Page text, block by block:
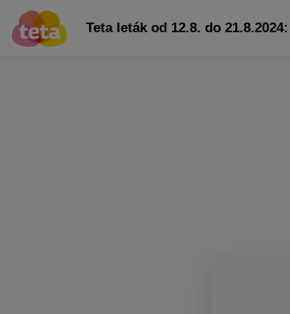
Teta leták od 12.8. do